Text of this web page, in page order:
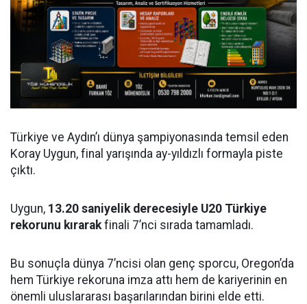
Türkiye ve Aydın’ı dünya şampiyonasında temsil eden
Koray Uygun, final yarışında ay-yıldızlı formayla piste
çıktı.
Uygun, 13.20 saniyelik derecesiyle U20 Türkiye
rekorunu kırarak finali 7’nci sırada tamamladı.
Bu sonuçla dünya 7’ncisi olan genç sporcu, Oregon’da
hem Türkiye rekoruna imza attı hem de kariyerinin en
önemli uluslararası başarılarından birini elde etti.